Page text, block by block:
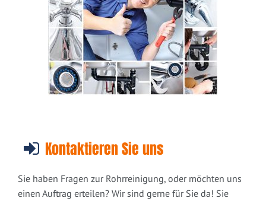
Kontaktieren Sie uns
Sie haben Fragen zur Rohrreinigung, oder möchten uns
einen Auftrag erteilen? Wir sind gerne für Sie da! Sie